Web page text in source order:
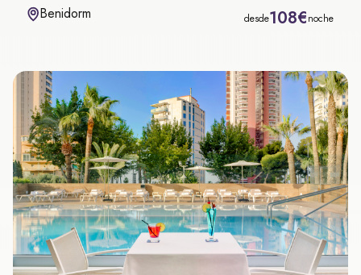
Benidorm desde108€noche